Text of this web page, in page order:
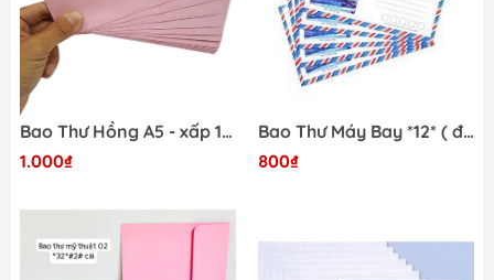
Bao Thư Hồng A5 - xấp 100 cái
1.000₫
Bao Thư Máy Bay *12* ( đvt cái - xấp 20 cái) - Xấp
800₫